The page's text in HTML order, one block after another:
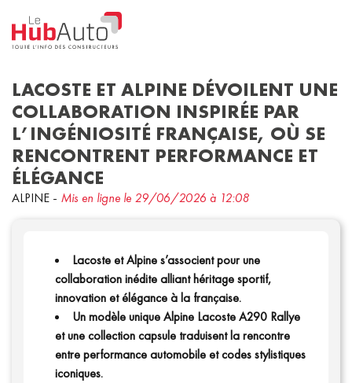
Concept Corporate Nouveau modèle
Filtrer par date
LACOSTE ET ALPINE DÉVOILENT UNE
COLLABORATION INSPIRÉE PAR
L’INGÉNIOSITÉ FRANÇAISE, OÙ SE
RENCONTRENT PERFORMANCE ET
ÉLÉGANCE
ALPINE - Mis en ligne le 29/06/2026 à 12:08
Lacoste et Alpine s’associent pour une
collaboration inédite alliant héritage sportif,
innovation et élégance à la française.
Un modèle unique Alpine Lacoste A290 Rallye
et une collection capsule traduisent la rencontre
entre performance automobile et codes stylistiques
iconiques.